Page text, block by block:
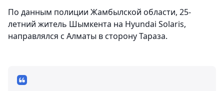
По данным полиции Жамбылской области, 25-
летний житель Шымкента на Hyundai Solaris,
направлялся с Алматы в сторону Тараза.